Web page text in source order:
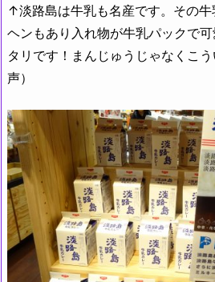
↑淡路島は牛乳も名産です。その
ヘンもあり入れ物が牛乳パックで
タリです！まんじゅうじゃなくこ
声）